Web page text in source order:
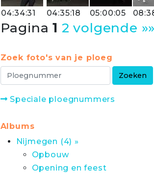
04:34:31 04:35:18 05:00:05
Pagina1 2 volgende
Zoek foto's van je ploeg
Speciale ploegnummers
Albums
Nijmegen (4) »
Opbouw
Opening en feest